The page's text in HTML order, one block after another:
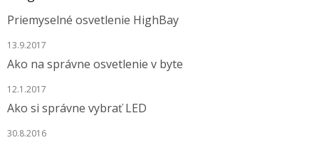
Priemyselné osvetlenie HighBay
13.9.2017
Ako na správne osvetlenie v byte
12.1.2017
Ako si správne vybrať LED
30.8.2016